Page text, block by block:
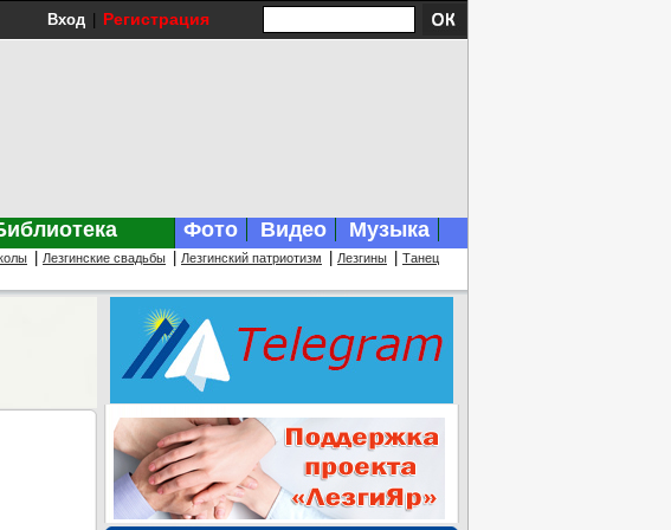
Вход Регистрация
Фото Видео Музыка
Лезгинские свадьбы Лезгинский патриотизм Лезгины
Танец